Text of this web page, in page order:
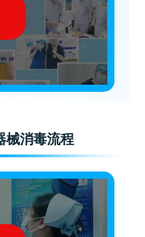
械消毒流程